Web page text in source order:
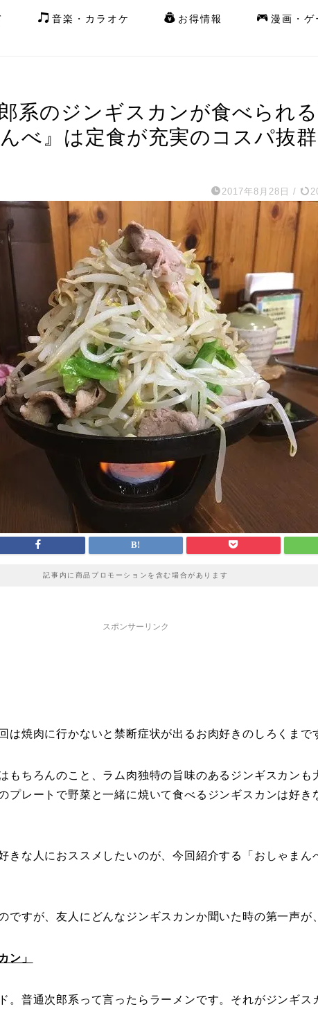
音楽・カラオケ お得情報 漫画・ゲ
系のジンギスカンが食べられ
んべ』は定食が充実のコスパ抜
2017年8月28日 /
記事内に商品プロモーションを含む場合があります
スポンサーリンク
は焼肉に行かないと禁断症状が出るお肉好きのしろくまで
もちろんのこと、ラム肉独特の旨味のあるジンギスカンも
プレートで野菜と一緒に焼いて食べるジンギスカンは好き
きな人におススメしたいのが、今回紹介する「おしゃまん
ですが、友人にどんなジンギスカンか聞いた時の第一声が、
ン」
。普通次郎系って言ったらラーメンです。それがジンギス